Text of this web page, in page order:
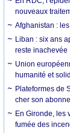
nouveaux
Afghanistan :
Liban : six ans
reste inachevée
Union
humanité et
Plateformes de
cher son
En Gironde, les
fumée des